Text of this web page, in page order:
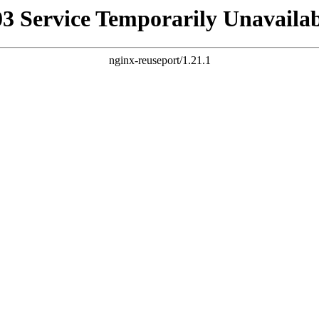
Service Temporarily
nginx-reuseport/1.21.1